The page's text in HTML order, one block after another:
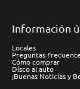
Información
Locales
Preguntas
Cómo comprar
Disco al auto
¡Buenas Noticias y